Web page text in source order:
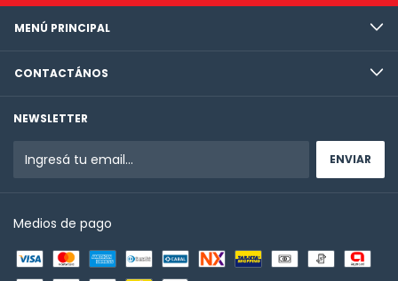
MENÚ PRINCIPAL
CONTACTÁNOS
NEWSLETTER
Medios de pago